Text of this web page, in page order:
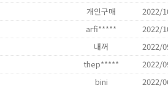
개인구매 2022/
arfi***** 2022/
내꺼 2022/
thep***** 2022/
bini 2022/